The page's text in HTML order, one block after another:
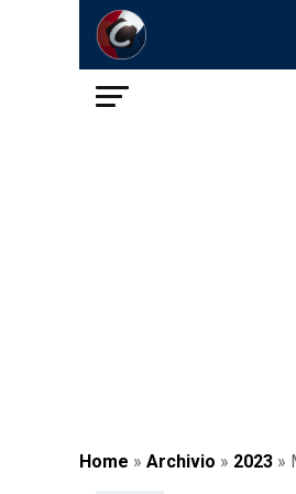
Home » Archivio » 2023 »